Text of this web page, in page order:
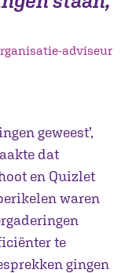
adviseur
geweest’,
dat
en Quizlet
waren
te
gingen